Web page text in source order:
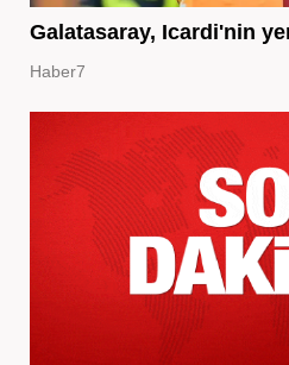
Galatasaray, Icardi'nin
Haber7